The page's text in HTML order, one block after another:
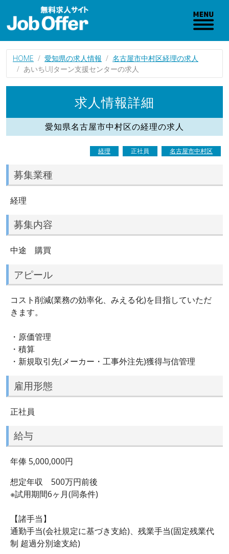
HOME 愛知県の求人情報
名古屋市中村区経理の求人
あいちUIJターン支援センターの求人
求人情報詳細
愛知県名古屋市中村区の経理の求人
経理 正社員 名古屋市中村区
募集業種
経理
募集内容
中途 購買
アピール
コスト削減(業務の効率化、みえる化)を目指していただ
きます。
・原価管理
・積算
・新規取引先(メーカー・工事外注先)獲得与信管理
雇用形態
正社員
給与
年俸 5,000,000円
想定年収 500万円前後
※試用期間6ヶ月(同条件)
【諸手当】
通勤手当(会社規定に基づき支給)、残業手当(固定残業代
制 超過分別途支給)